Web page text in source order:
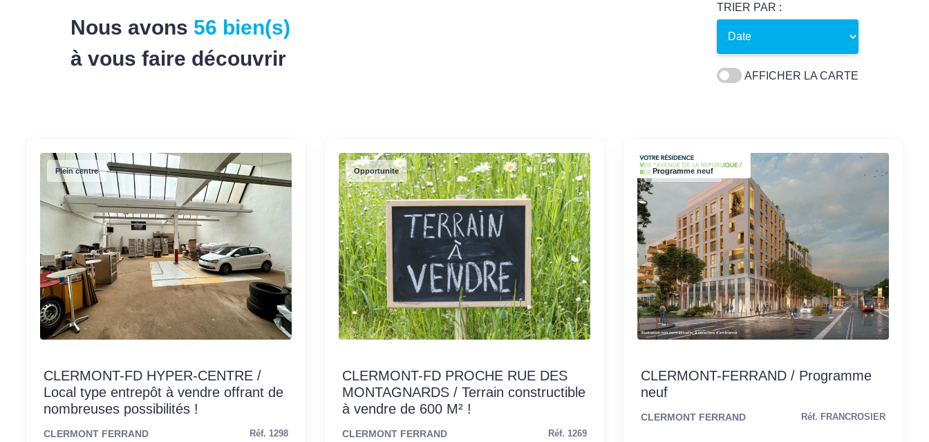
Nous avons 56 bien(s)
à vous faire découvrir
TRIER PAR :
AFFICHER LA CARTE
Plein centre
CLERMONT-FD HYPER-CENTRE /
Local type entrepôt à vendre offrant de
nombreuses possibilités !
CLERMONT FERRAND Réf. 1298
Opportunite
CLERMONT-FD PROCHE RUE DES
MONTAGNARDS / Terrain constructible
à vendre de 600 M² !
CLERMONT FERRAND Réf. 1269
Programme neuf
CLERMONT-FERRAND / Programme
neuf
CLERMONT FERRAND Réf. FRANCROSIER